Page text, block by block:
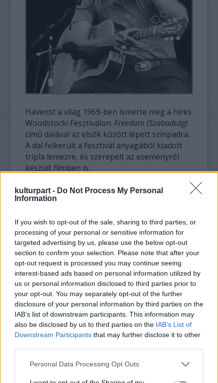
kulturpart - Do Not Process My Personal
Information
If you wish to opt-out of the sale, sharing to third parties, or
processing of your personal or sensitive information for
targeted advertising by us, please use the below opt-out
section to confirm your selection. Please note that after your
opt-out request is processed you may continue seeing
interest-based ads based on personal information utilized by
us or personal information disclosed to third parties prior to
your opt-out. You may separately opt-out of the further
disclosure of your personal information by third parties on the
IAB’s list of downstream participants. This information may
also be disclosed by us to third parties on the IAB’s List of
Downstream Participants that may further disclose it to other
Please note that this website/app uses one or more Google
Personal Data Processing Opt Outs
Havenst a világ 1969-ben ismerte meg a híres
Woodstocki Fesztiválon. Freedom (Szabadság)
című dalával az elsők között lépett színpadra.
A dal felkerült a fesztivál anyagából kiadott
tripla lemezre, és szerepelt az eseményről
készült filmben is.
Az 1969-es koncert után megjelentAlarm
Clockcímű lemezét a legjobb harminc között
színészkedett is, és saját lemezkiadót
alapított.
Utoljára 2009-ben állt a nagyközönség elé,
amikor fellépett a Woodstocki Fesztivál
negyvenedik évfordulója alkalmából
megrendezett emlékkoncerten.